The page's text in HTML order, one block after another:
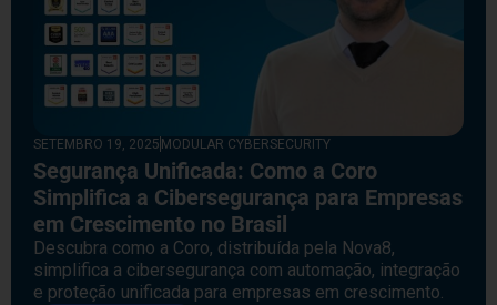
SETEMBRO 19, 2025 MODULAR CYBERSECURITY
Segurança Unificada: Como a Coro
Simplifica a Cibersegurança para Empresas
em Crescimento no Brasil
Descubra como a Coro, distribuída pela Nova8,
simplifica a cibersegurança com automação, integração
e proteção unificada para empresas em crescimento.